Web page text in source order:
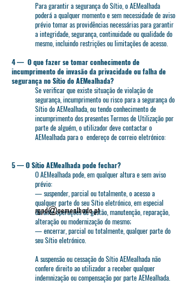
Para garantir a segurança do Sítio, o AEMealhada
poderá a qualquer momento e sem necessidade de aviso
prévio tomar as providências necessárias para garantir
a integridade, segurança, continuidade ou qualidade do
mesmo, incluindo restrições ou limitações de acesso.
4 — O que fazer se tomar conhecimento de
incumprimento de invasão da privacidade ou falha de
segurança no Sítio do AEMealhada?
Se verificar que existe situação de violação de
segurança, incumprimento ou risco para a segurança do
Sítio do AEMealhada, ou tendo conhecimento de
incumprimento dos presentes Termos de Utilização por
parte de alguém, o utilizador deve contactar o
AEMealhada para o endereço de correio eletrónico:
5 — O Sítio AEMealhada pode fechar?
O AEMealhada pode, em qualquer altura e sem aviso
prévio:
— suspender, parcial ou totalmente, o acesso a
qualquer parte do seu Sítio eletrónico, em especial
durante operações de gestão, manutenção, reparação,
alteração ou modernização do mesmo;
— encerrar, parcial ou totalmente, qualquer parte do
seu Sítio eletrónico.
A suspensão ou cessação do Sítio AEMealhada não
confere direito ao utilizador a receber qualquer
indemnização ou compensação por parte AEMealhada.